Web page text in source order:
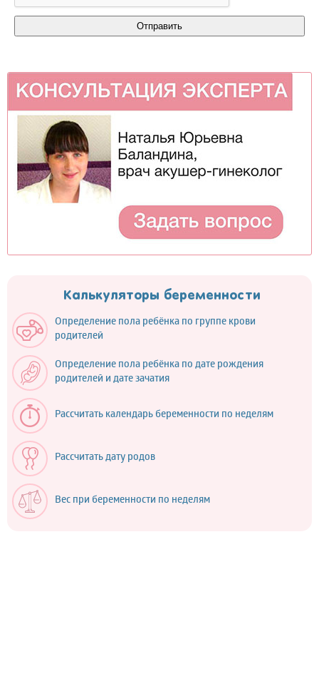
Калькуляторы беременности
Определение пола ребёнка по группе крови
родителей
Определение пола ребёнка по дате рождения
родителей и дате зачатия
Рассчитать календарь беременности по неделям
Рассчитать дату родов
Вес при беременности по неделям